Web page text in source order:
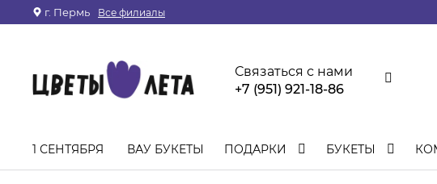
г. Пермь Все филиалы
Связаться с нами
+7 (951) 921-18-86
1 СЕНТЯБРЯ ВАУ БУКЕТЫ ПОДАРКИ БУКЕТЫ